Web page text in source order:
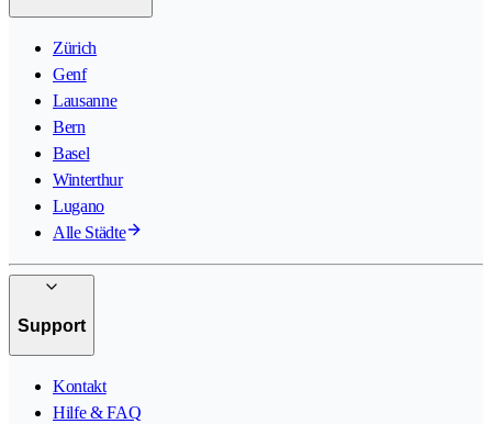
Zürich
Genf
Lausanne
Bern
Basel
Winterthur
Lugano
Alle Städte
Support
Kontakt
Hilfe & FAQ